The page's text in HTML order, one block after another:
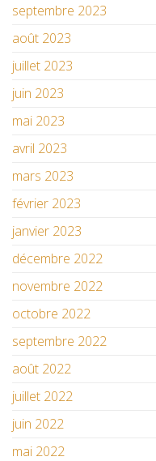
septembre 2023
août 2023
juillet 2023
juin 2023
mai 2023
avril 2023
mars 2023
février 2023
janvier 2023
décembre 2022
novembre 2022
octobre 2022
septembre 2022
août 2022
juillet 2022
juin 2022
mai 2022